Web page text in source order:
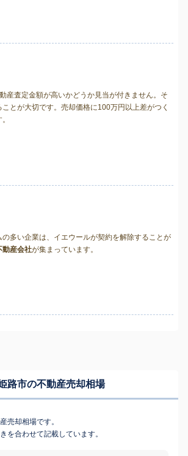
産査定金額が高いかどうか見当が付きません。そ
ことが大切です。売却価格に100万円以上差がつく
多い企業は、イエウールが契約を解除することが
動産会社が集まっています。
路市の不動産売却相場
売却相場です。
を合わせて記載しています。